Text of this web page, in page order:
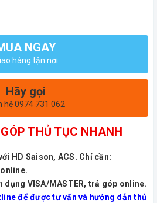
NGAY
hàng tận nơi
Hãy gọi
hệ 0974 731 062
THỦ TỤC NHANH
HD Saison, ACS. Chỉ cần:
dụng VISA/MASTER, trả góp online.
để được tư vấn và hướng dẫn thủ